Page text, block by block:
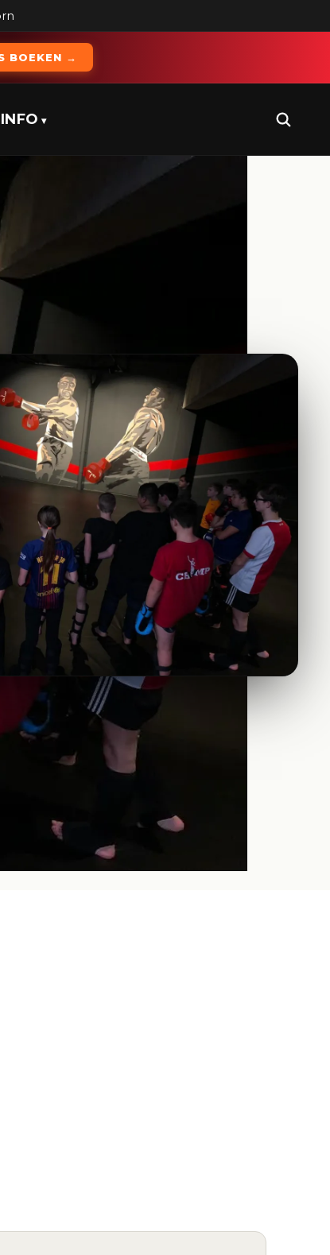
BOEKEN →
INFO
MOGELIJK